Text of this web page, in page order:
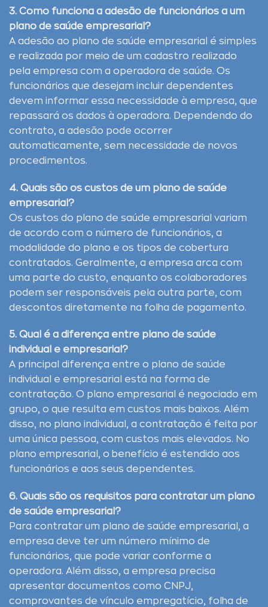
3. Como funciona a adesão de funcionários a um
plano de saúde empresarial?
A adesão ao plano de saúde empresarial é simples
e realizada por meio de um cadastro realizado
pela empresa com a operadora de saúde. Os
funcionários que desejam incluir dependentes
devem informar essa necessidade à empresa, que
repassará os dados à operadora. Dependendo do
contrato, a adesão pode ocorrer
automaticamente, sem necessidade de novos
procedimentos.
4. Quais são os custos de um plano de saúde
empresarial?
Os custos do plano de saúde empresarial variam
de acordo com o número de funcionários, a
modalidade do plano e os tipos de cobertura
contratados. Geralmente, a empresa arca com
uma parte do custo, enquanto os colaboradores
podem ser responsáveis pela outra parte, com
descontos diretamente na folha de pagamento.
5. Qual é a diferença entre plano de saúde
individual e empresarial?
A principal diferença entre o plano de saúde
individual e empresarial está na forma de
contratação. O plano empresarial é negociado em
grupo, o que resulta em custos mais baixos. Além
disso, no plano individual, a contratação é feita por
uma única pessoa, com custos mais elevados. No
plano empresarial, o benefício é estendido aos
funcionários e aos seus dependentes.
6. Quais são os requisitos para contratar um plano
de saúde empresarial?
Para contratar um plano de saúde empresarial, a
empresa deve ter um número mínimo de
funcionários, que pode variar conforme a
operadora. Além disso, a empresa precisa
apresentar documentos como CNPJ,
comprovantes de vínculo empregatício, folha de